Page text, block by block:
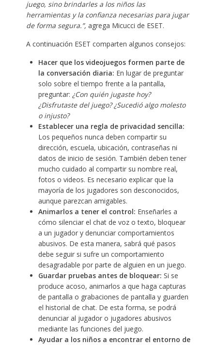
juego, sino brindarles a los niños las
herramientas y la confianza necesarias para jugar
de forma segura.”, agrega Micucci de ESET.
A continuación ESET comparten algunos consejos:
Hacer que los videojuegos formen parte de
la conversación diaria: En lugar de preguntar
solo sobre el tiempo frente a la pantalla,
preguntar: ¿Con quién jugaste hoy?
¿Disfrutaste del juego? ¿Sucedió algo molesto
o injusto?
Establecer una regla de privacidad sencilla:
Los pequeños nunca deben compartir su
dirección, escuela, ubicación, contraseñas ni
datos de inicio de sesión. También deben tener
mucho cuidado al compartir su nombre real,
fotos o videos. Es necesario explicar que la
mayoría de los jugadores son desconocidos,
aunque parezcan amigables.
Animarlos a tener el control: Enseñarles a
cómo silenciar el chat de voz o texto, bloquear
a un jugador y denunciar comportamientos
abusivos. De esta manera, sabrá qué pasos
debe seguir si sufre un comportamiento
desagradable por parte de alguien en un juego.
Guardar pruebas antes de bloquear: Si se
produce acoso, animarlos a que haga capturas
de pantalla o grabaciones de pantalla y guarden
el historial de chat. De esta forma, se podrá
denunciar al jugador o jugadores abusivos
mediante las funciones del juego.
Ayudar a los niños a encontrar el entorno de